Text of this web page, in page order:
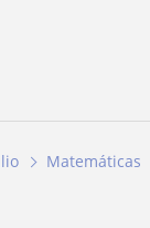
Matemáticas